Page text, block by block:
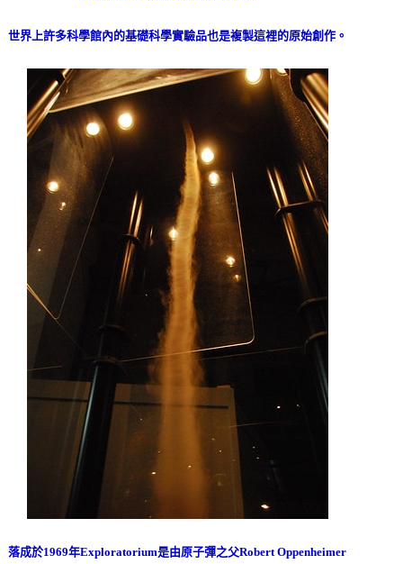
世界上許多科學館內的基礎科學實驗品也是複製這裡的原始創作。
落成於1969年Exploratorium是由原子彈之父Robert Oppenheimer